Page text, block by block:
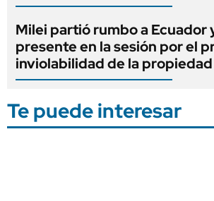
Milei partió rumbo a Ecuador
presente en la sesión por el
inviolabilidad de la
Te puede interesar